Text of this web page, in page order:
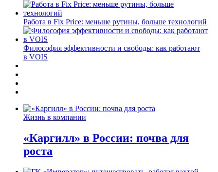
Работа в Fix Price: меньше рутины, больше технологий
Философия эффективности и свободы: как работают
в VOIS
Жизнь в компании
«Каргилл» в России: почва для
роста